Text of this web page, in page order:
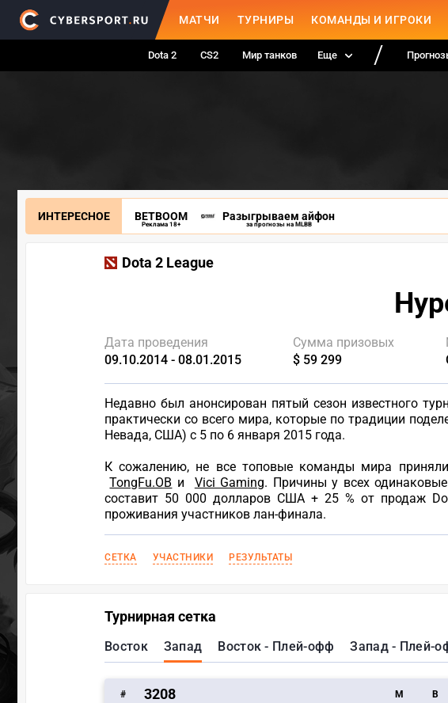
МАТЧИ ТУРНИРЫ КОМАНДЫ И ИГРОКИ
Dota 2 CS2 Мир танков Еще
ИНТЕРЕСНОЕ BETBOOM
Реклама 18+
Разыгрываем айфон
за прогнозы на MLBB
Dota 2 League
Дата проведения
09.10.2014 - 08.01.2015
Сумма призовых
$ 59 299
Недавно был анонсирован пятый сезон известного
практически со всего мира, которые по традиции
Невада, США) с 5 по 6 января 2015 года.
К сожалению, не все топовые команды мира
TongFu.OB и Vici Gaming. Причины у всех
составит 50 000 долларов США + 25 % от продаж
проживания участников лан-финала.
СЕТКА УЧАСТНИКИ РЕЗУЛЬТАТЫ
Турнирная сетка
Восток Запад Восток - Плей-офф Запад - Плей-
# 3208 M В